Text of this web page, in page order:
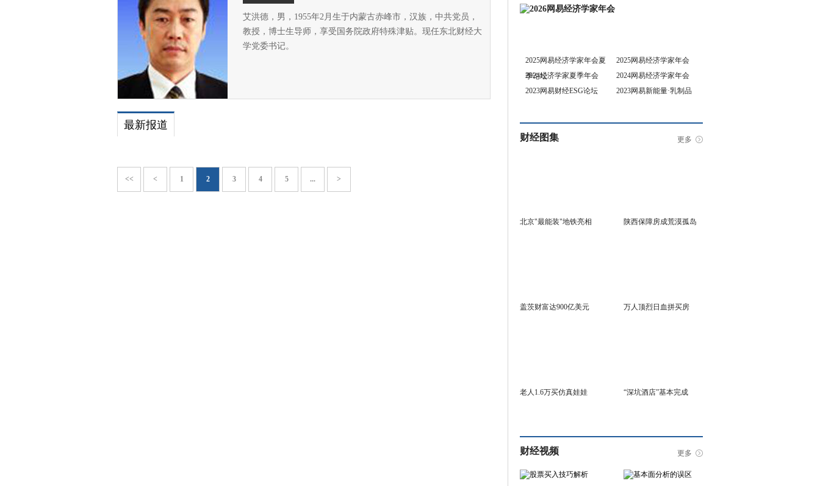
艾洪德，男，1955年2月生于内蒙古赤峰市，汉族，中共党员，
教授，博士生导师，享受国务院政府特殊津贴。现任东北财经大
学党委书记。
最新报道
<< < 1 2 3 4 5 ... >
2025网易经济学家年会夏
季论坛
2025网易经济学家年会
2024经济学家夏季年会
2024网易经济学家年会
2023网易财经ESG论坛
2023网易新能量·乳制品
财经图集 更多
北京"最能装"地铁亮相 陕西保障房成荒漠孤岛
盖茨财富达900亿美元 万人顶烈日血拼买房
老人1.6万买仿真娃娃 “深坑酒店”基本完成
财经视频 更多